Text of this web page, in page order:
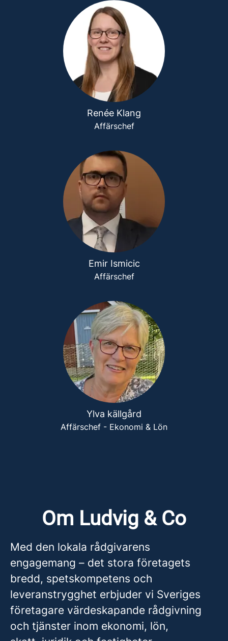
Renée Klang
Affärschef
Emir Ismicic
Affärschef
Ylva källgård
Affärschef - Ekonomi & Lön
Om Ludvig & Co
Med den lokala rådgivarens
engagemang – det stora företagets
bredd, spetskompetens och
leveranstrygghet erbjuder vi Sveriges
företagare värdeskapande rådgivning
och tjänster inom ekonomi, lön,